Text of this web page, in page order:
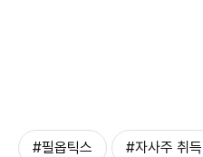
#필옵틱스 #자사주 취득